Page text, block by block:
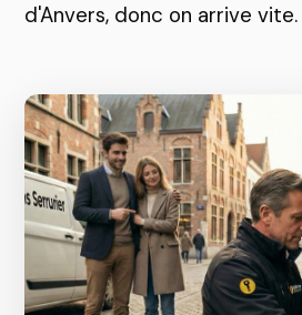
d'Anvers, donc on arrive vite.